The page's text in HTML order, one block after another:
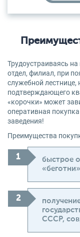
Трудоустраиваясь
отдел, филиал, при
служебной лестнице,
подтверждающего
«корочки» может
оперативная
заведения!
Преимущества
быстрое
СССР,